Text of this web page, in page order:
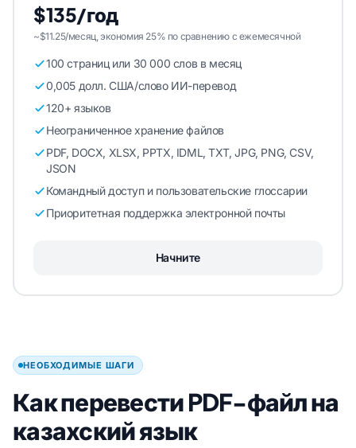
$135/год
~$11.25/месяц, экономия 25% по сравнению с ежемесячной
100 страниц или 30 000 слов в месяц
0,005 долл. США/слово ИИ-перевод
120+ языков
Неограниченное хранение файлов
PDF, DOCX, XLSX, PPTX, IDML, TXT, JPG, PNG, CSV,
JSON
Командный доступ и пользовательские глоссарии
Приоритетная поддержка электронной почты
Начните
НЕОБХОДИМЫЕ ШАГИ
Как перевести PDF-файл на
казахский язык